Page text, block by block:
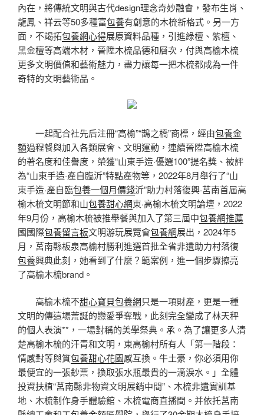
內在，將傳統文明與古代design理念奇妙融會，發布生肖、
龍鳳、祥云等50多種富包養有創意的木梳新格式。另一方
面，不竭拓包養網心得展原資料品種，引進綠檀、紫檀、
黑金檀等高端木材，晉陞木梳品德和層次，付與高榆木梳
更多文明價值和藝術魅力，盡力讓每一把木梳都成為一件
奇特的文明藝術品。
一起配合社先后注冊“高榆”“鵲之橋”商標，經由包養金
額過程餐與加入各類展會、文明運動，連續晉陞高榆木梳
的著名度和佳譽度，榮獲“山東手造·優選100”提名獎、被評
為“山東手造·產自臨沂”特點產物等，2022年8月舉行了“山
東手造·產自臨包養一個月價錢沂”助力村落復興·莒南首屆高
榆木梳文明節和山包養甜心網東·高榆木梳文明論壇，2022
年9月份，高榆木梳被推舉餐與加入了第三屆中包養網推薦
國國際包養留言板文明游玩展覽會包養網展出，2024年5
月，莒南縣板泉高榆村勝利進選首批全省非遺助力村落復
包養興典此刻，她看到了什麼？範案例，進一個步驟擦亮
了高榆木梳brand。
高榆木梳不甜心寶貝包養網只是一項財產，更是一種
文明的傳這場荒誕的戀愛爭奪戰，此刻完全變成了林天秤
的個人表演**，一場對稱的美學祭典。承。為了讓更多人清
楚高榆木梳的汗青和文明，東高榆村所有人「第一階段：
情感對等與質包養甜心花園感互換。牛土豪，你必須用你
最便宜的一張鈔票，換取張水瓶最貴的一滴淚水。」全體
投資扶植“莒南縣非物資文明展銷中間”、木梳非遺實訓基
地、木梳制作身手體驗館、木梳電商直播間。并依托莒南